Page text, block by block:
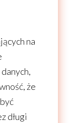
na
że
długi